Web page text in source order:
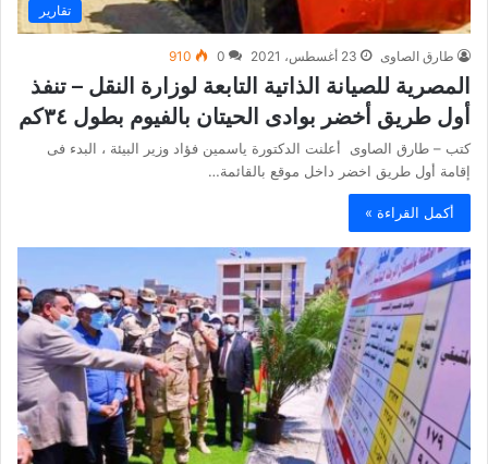
تقارير
طارق الصاوى 23 أغسطس، 2021 0
910
المصرية للصيانة الذاتية التابعة لوزارة النقل – تنفذ
أول طريق أخضر بوادى الحيتان بالفيوم بطول ٣٤كم
كتب – طارق الصاوى أعلنت الدكتورة ياسمين فؤاد وزير البيئة ، البدء فى
إقامة أول طريق اخضر داخل موقع بالقائمة…
أكمل القراءة »